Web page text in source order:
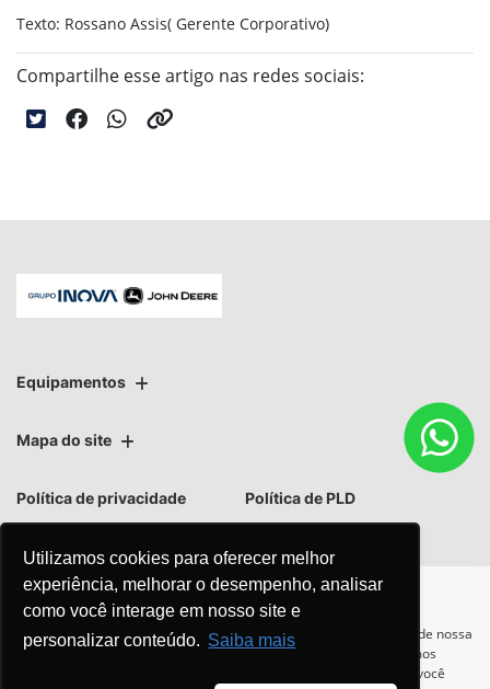
Utilizamos cookies para oferecer melhor
experiência, melhorar o desempenho, analisar
como você interage em nosso site e
personalizar conteúdo. Saiba mais
Texto: Rossano Assis( Gerente Corporativo)
Compartilhe esse artigo nas redes sociais:
Equipamentos
Mapa do site
Política de privacidade Política de PLD
No trânsito, enxergar o outro
Para otimizar sua experiência durante a navegação, fazemos uso de nossa
política de cookies e para proteger seus dados pessoais respeitamos
. Ao seguir com a navegação e visita você